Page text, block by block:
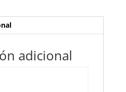
adicional